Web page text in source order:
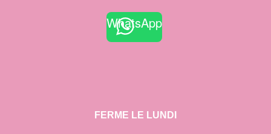
WhatsApp
FERME LE LUNDI